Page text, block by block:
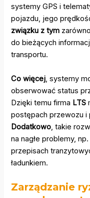
systemy GPS i
pojazdu, jego
związku z tym
do bieżących
transportu.
Co więcej , systemy
obserwować status
Dzięki temu firma LTS
postępach przewozu i
Dodatkowo , takie
na nagłe problemy,
przepisach
ładunkiem.
Zarządzanie